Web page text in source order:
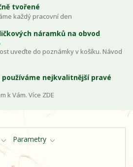
tvořené
každý pracovní den
náramků na obvod
uveďte do poznámky v košíku. Návod
nejkvalitnější pravé
k Vám. Více ZDE
Parametry